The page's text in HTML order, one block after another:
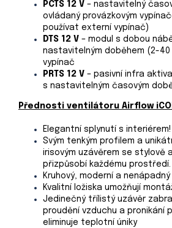
PCTS 12 V – nastavitelný
ovládaný provázkovým
používat externí vypínač)
DTS 12 V – modul s dobou
nastavitelným doběhem (2-
vypínač
PRTS 12 V – pasivní infra
s nastavitelným časovým
Přednosti ventilátoru Airflow
Elegantní splynutí s interiérem!
Svým tenkým profilem a
irisovým uzávěrem se stylově
přizpůsobí každému prostředí.
Kruhový, moderní a nenápadný
Kvalitní ložiska umožňují
Jedinečný třílistý uzávěr
proudění vzduchu a pronikání
eliminuje teplotní úniky